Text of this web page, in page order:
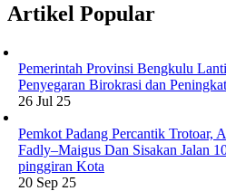
Artikel Popular
Pemerintah Provinsi Bengkulu
Penyegaran Birokrasi dan
26 Jul 25
Pemkot Padang Percantik Trotoar,
Fadly–Maigus Dan Sisakan Jalan
pinggiran Kota
20 Sep 25